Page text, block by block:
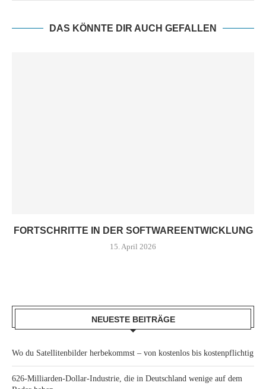
DAS KÖNNTE DIR AUCH GEFALLEN
FORTSCHRITTE IN DER SOFTWAREENTWICKLUNG
15. April 2026
NEUESTE BEITRÄGE
Wo du Satellitenbilder herbekommst – von kostenlos bis kostenpflichtig
626-Milliarden-Dollar-Industrie, die in Deutschland wenige auf dem